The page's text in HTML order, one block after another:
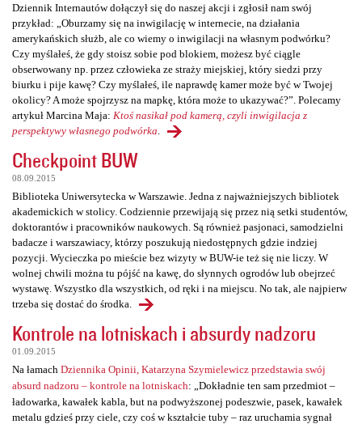
Dziennik Internautów dołączył się do naszej akcji i zgłosił nam swój
przykład: „Oburzamy się na inwigilację w internecie, na działania
amerykańskich służb, ale co wiemy o inwigilacji na własnym podwórku?
Czy myślałeś, że gdy stoisz sobie pod blokiem, możesz być ciągle
obserwowany np. przez człowieka ze straży miejskiej, który siedzi przy
biurku i pije kawę? Czy myślałeś, ile naprawdę kamer może być w Twojej
okolicy? A może spojrzysz na mapkę, która może to ukazywać?”. Polecamy
artykuł Marcina Maja: Ktoś nasikał pod kamerą, czyli inwigilacja z
perspektywy własnego podwórka
Checkpoint BUW
08.09.2015
Biblioteka Uniwersytecka w Warszawie. Jedna z najważniejszych bibliotek
akademickich w stolicy. Codziennie przewijają się przez nią setki studentów,
doktorantów i pracowników naukowych. Są również pasjonaci, samodzielni
badacze i warszawiacy, którzy poszukują niedostępnych gdzie indziej
pozycji. Wycieczka po mieście bez wizyty w BUW-ie też się nie liczy. W
wolnej chwili można tu pójść na kawę, do słynnych ogrodów lub obejrzeć
wystawę. Wszystko dla wszystkich, od ręki i na miejscu. No tak, ale najpierw
trzeba się dostać do środka.
Kontrole na lotniskach i absurdy nadzoru
01.09.2015
Na łamach Dziennika Opinii, Katarzyna Szymielewicz przedstawia swój
absurd nadzoru – kontrole na lotniskach: „Dokładnie ten sam przedmiot –
ładowarka, kawałek kabla, but na podwyższonej podeszwie, pasek, kawałek
metalu gdzieś przy ciele, czy coś w kształcie tuby – raz uruchamia sygnał